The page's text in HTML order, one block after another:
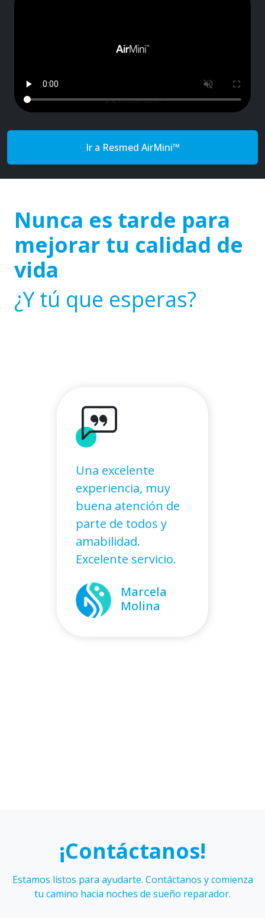
Ir a Resmed AirMini™
Nunca es tarde para
mejorar tu calidad de
vida
¿Y tú que esperas?
Una excelente
experiencia, muy
buena atención de
parte de todos y
amabilidad.
Excelente servicio.
Marcela
Molina
¡Contáctanos!
Estamos listos para ayudarte. Contáctanos y comienza
tu camino hacia noches de sueño reparador.